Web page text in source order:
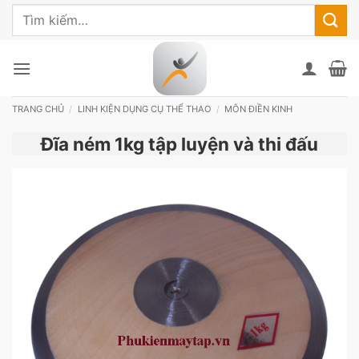
Bỏ
dung
Tìm
TRANG CHỦ / LINH KIỆN DỤNG CỤ THỂ THAO / MÔN ĐIỀN KINH
Đĩa ném 1kg tập luyện và thi đấu